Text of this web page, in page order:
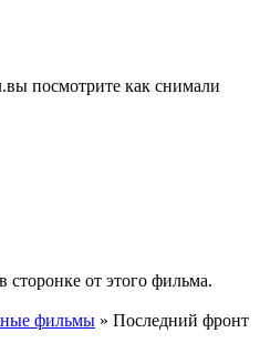
посмотрите как снимали
сторонке от этого фильма.
фильмы » Последний фронт